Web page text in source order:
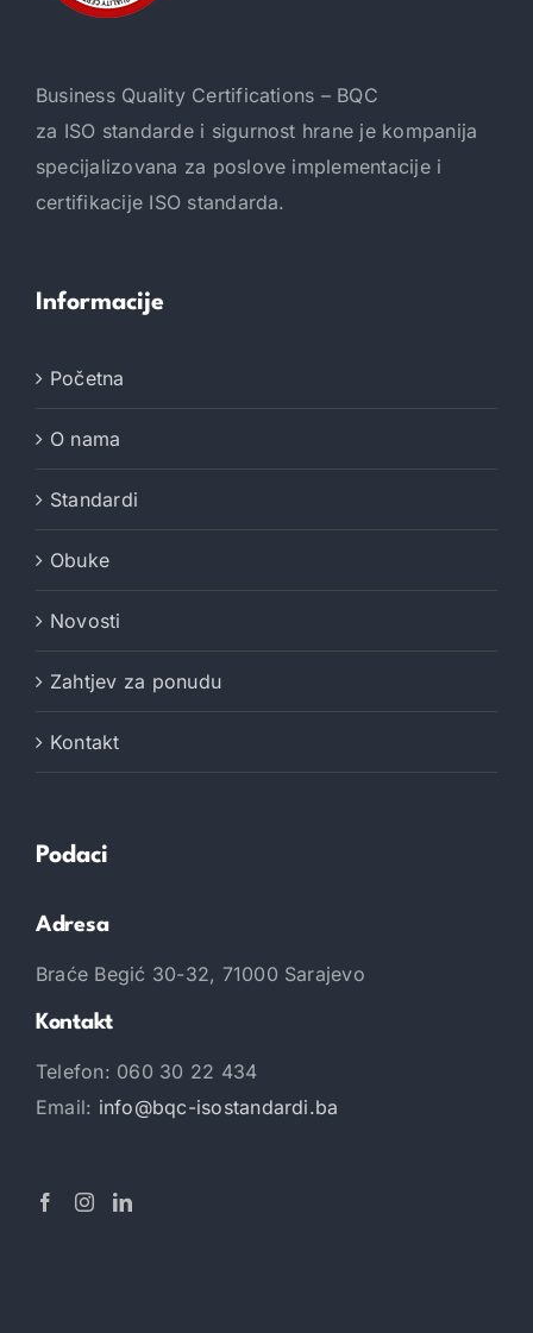
Business Quality Certifications – BQC
za ISO standarde i sigurnost hrane je kompanija
specijalizovana za poslove implementacije i
certifikacije ISO standarda.
Informacije
Početna
O nama
Standardi
Obuke
Novosti
Zahtjev za ponudu
Kontakt
Podaci
Adresa
Braće Begić 30-32, 71000 Sarajevo
Kontakt
Telefon: 060 30 22 434
Email: info@bqc-isostandardi.ba